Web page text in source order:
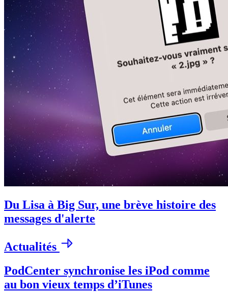
Du Lisa à Big Sur, une brève histoire des
messages d'alerte
Actualités
PodCenter synchronise les iPod comme
au bon vieux temps d’iTunes